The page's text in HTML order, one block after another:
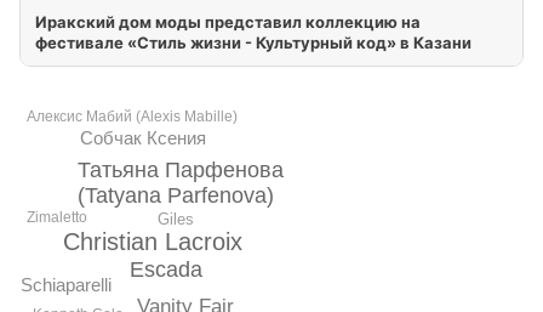
Иракский дом моды представил коллекцию на
фестивале «Стиль жизни - Культурный код» в Казани
Christian Lacroix
Escada
Татьяна Парфенова
(Tatyana Parfenova)
Vanity Fair
Собчак Ксения
Schiaparelli
Giles
Алексис Мабий (Alexis Mabille)
Zimaletto